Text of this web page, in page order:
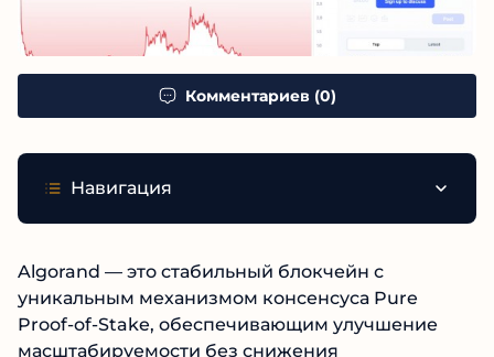
Комментариев (0)
Навигация
Algorand — это стабильный блокчейн с
уникальным механизмом консенсуса Pure
Proof-of-Stake, обеспечивающим улучшение
масштабируемости без снижения